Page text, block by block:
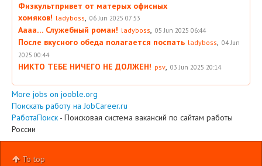
Физкультпривет от матерых офисных
хомяков! ladyboss, 06 Jun 2025 07:53
Аааа… Служебный роман! ladyboss, 05 Jun 2025 06:44
После вкусного обеда полагается поспать ladyboss, 04 Jun
2025 00:44
НИКТО ТЕБЕ НИЧЕГО НЕ ДОЛЖЕН! psv, 03 Jun 2025 20:14
More jobs on jooble.org
Поискать работу на JobCareer.ru
РаботаПоиск - Поисковая система вакансий по сайтам работы
России
To top